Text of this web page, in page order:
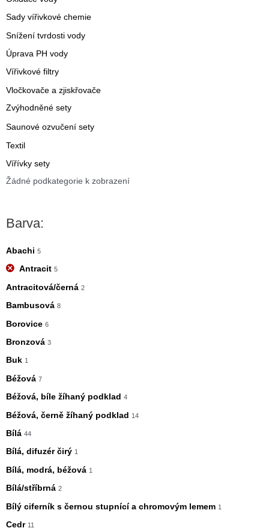
Sady vířivkové chemie
Snížení tvrdosti vody
Úprava PH vody
Vířivkové filtry
Vločkovače a zjiskřovače
Zvýhodněné sety
Saunové ozvučení sety
Textil
Vířívky sety
Žádné podkategorie k zobrazení
Barva:
Abachi 5
Antracit 5
Antracitová/černá 2
Bambusová 8
Borovice 6
Bronzová 3
Buk 1
Béžová 7
Béžová, bíle žíhaný podklad 4
Béžová, černě žíhaný podklad 14
Bílá 44
Bílá, difuzér čirý 1
Bílá, modrá, béžová 1
Bílá/stříbrná 2
Bílý ciferník s černou stupnící a chromovým lemem 1
Cedr 11